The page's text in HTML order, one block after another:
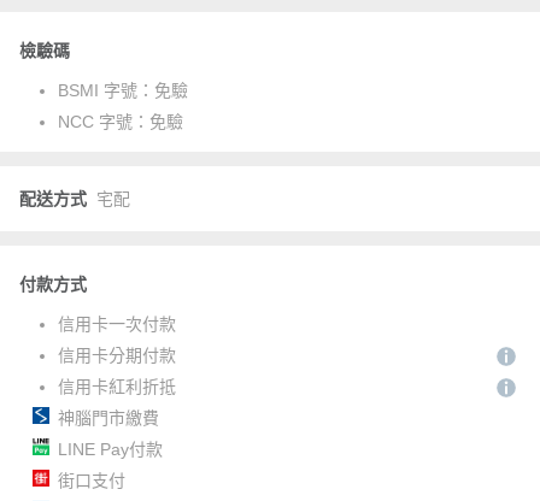
檢驗碼
BSMI 字號： 免驗
NCC 字號： 免驗
配送方式 宅配
付款方式
信用卡一次付款
信用卡分期付款
信用卡紅利折抵
神腦門市繳費
LINE Pay付款
街口支付